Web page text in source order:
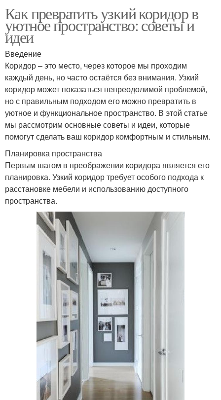
Как превратить узкий коридор в
уютное пространство: советы и
идеи
Введение
Коридор – это место, через которое мы проходим
каждый день, но часто остаётся без внимания. Узкий
коридор может показаться непреодолимой проблемой,
но с правильным подходом его можно превратить в
уютное и функциональное пространство. В этой статье
мы рассмотрим основные советы и идеи, которые
помогут сделать ваш коридор комфортным и стильным.
Планировка пространства
Первым шагом в преображении коридора является его
планировка. Узкий коридор требует особого подхода к
расстановке мебели и использованию доступного
пространства.